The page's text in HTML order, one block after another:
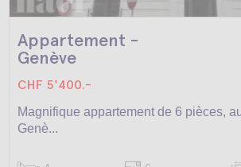
Appartement -
Genève
CHF 5'400.-
Magnifique appartement de 6 pièces,
Genè...